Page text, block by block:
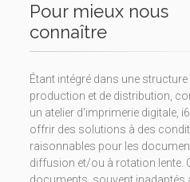
Pour mieux nous
connaître
Étant intégré dans une structure
production et de distribution,
un atelier d'imprimerie digitale,
offrir des solutions à des
raisonnables pour les
diffusion et/ou à rotation lente.